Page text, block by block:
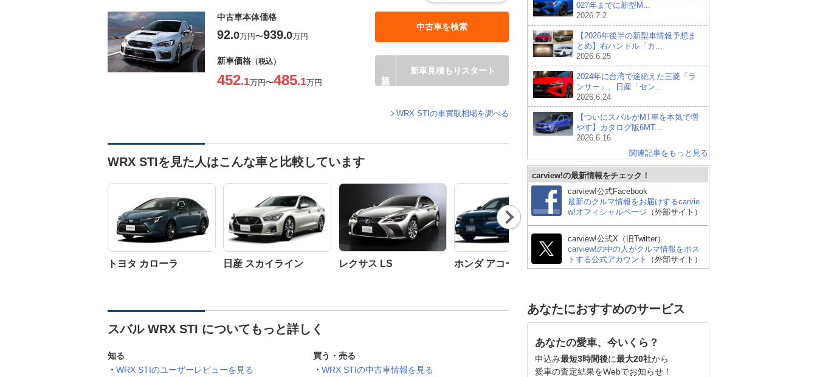
中古車本体価格
92.0万円〜939.0万円
中古車を検索
新車価格 （税込）
452.1万円〜485.1万円
新車見積もりスタート
WRX STIの車買取相場を調べる
WRX STIを見た人はこんな車と比較しています
トヨタ カローラ 日産 スカイライン レクサス LS ホンダ アコード
レクサス ISハイブリッ
BMW 3シリーズ セダン
Nex
t
スバル WRX STI についてもっと詳しく
知る
WRX STIのユーザーレビューを見る
買う・売る
WRX STIの中古車情報を見る
027年までに新型M...
2026.7.2
【2026年後半の新型車情報予想ま
とめ】右ハンドル「カ...
2026.6.25
2024年に台湾で途絶えた三菱「ラ
ンサー」。日産「セン...
2026.6.24
【ついにスバルがMT車を本気で増
やす】カタログ版6MT...
2026.6.16
関連記事をもっと見る
carview!の最新情報をチェック！
carview!公式Facebook
最新のクルマ情報をお届けするcarvie
w!オフィシャルページ （外部サイト）
carview!公式X（旧Twitter）
carview!の中の人がクルマ情報をポス
トする公式アカウント
（外部サイト）
あなたにおすすめのサービス
あなたの愛車、今いくら？
申込み最短3時間後に最大20社から
愛車の査定結果をWebでお知らせ！